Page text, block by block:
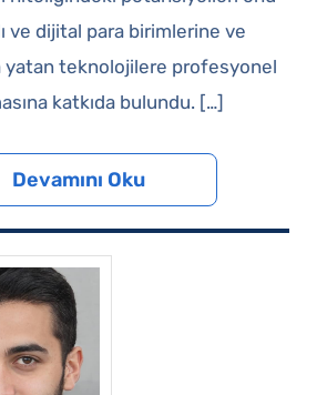
ve dijital para birimlerine ve
yatan teknolojilere profesyonel
katkıda bulundu. […]
Devamını Oku